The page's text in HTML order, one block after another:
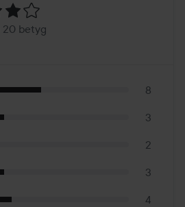
20 betyg
8
3
2
3
4